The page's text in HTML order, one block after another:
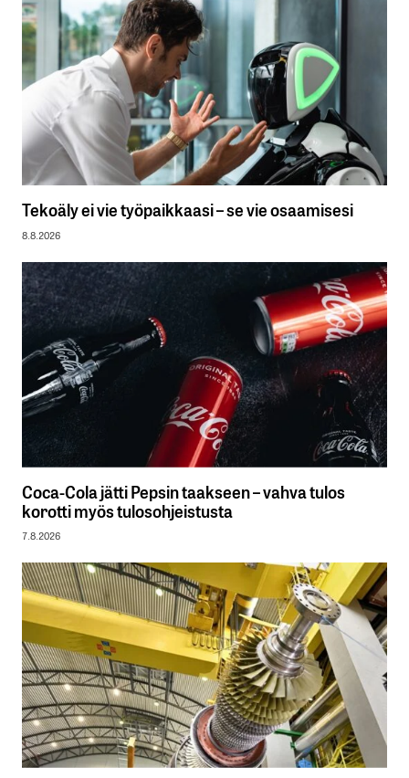
Tekoäly ei vie työpaikkaasi – se vie osaamisesi
8.8.2026
Coca-Cola jätti Pepsin taakseen – vahva tulos
korotti myös tulosohjeistusta
7.8.2026